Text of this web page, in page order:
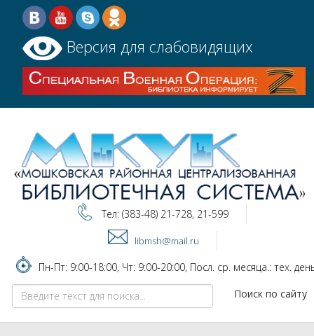
Версия для слабовидящих
Тел: (383-48) 21-728, 21-599
libmsh@mail.ru
Пн-Пт: 9:00-18:00, Чт: 9:00-20:00, Посл. ср. месяца.: тех.
Поиск по сайту